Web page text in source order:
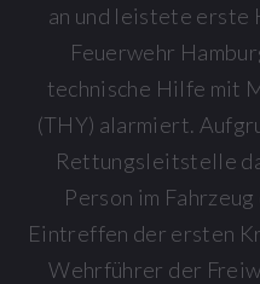
an und leistete erste
Feuerwehr
technische Hilfe mit
(THY) alarmiert.
Rettungsleitstelle
Person im
Eintreffen der ersten
Wehrführer der